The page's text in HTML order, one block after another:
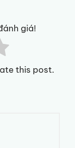
giá!
this post.